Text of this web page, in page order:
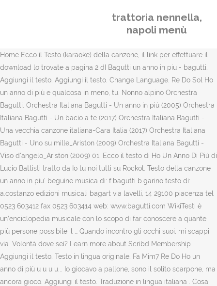
trattoria nennella,
napoli menù
Home Ecco il Testo (karaoke) della canzone, il link per effettuare il
download lo trovate a pagina 2 dI Bagutti un anno in piu - bagutti.
Aggiungi il testo. Aggiungi il testo. Change Language. Re Do Sol Ho
un anno di più e qualcosa in meno, tu. Nonno alpino Orchestra
Bagutti. Orchestra Italiana Bagutti - Un anno in più (2005) Orchestra
Italiana Bagutti - Un bacio a te (2017) Orchestra Italiana Bagutti -
Una vecchia canzone italiana-Cara Italia (2017) Orchestra Italiana
Bagutti - Uno su mille_Ariston (2009) Orchestra Italiana Bagutti -
Viso d'angelo_Ariston (2009) 01. Ecco il testo di Ho Un Anno Di Più di
Lucio Battisti tratto da Io tu noi tutti su Rockol. Testo della canzone
un anno in piu' beguine musica di: f.bagutti b.garino testo di:
a.costanzo edizioni musicali bagart via lavelli, 14 29100 piacenza tel
0523 603412 fax 0523 603414 web: www.bagutti.com WikiTesti è
un’enciclopedia musicale con lo scopo di far conoscere a quante
più persone possibile il … Quando incontro gli occhi suoi, mi scappi
via. Volontà dove sei? Learn more about Scribd Membership.
Aggiungi il testo. Testo in lingua originale. Fa Mim7 Re Do Ho un
anno di più u u u u... Io giocavo a pallone, sono il solito scarpone, ma
ancora gioco. Aggiungi il testo. Traduzione in lingua italiana . Cosa